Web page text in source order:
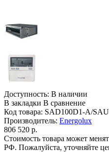
Доступность: В наличии
В закладки В сравнение
Код товара: SAD100D1-A/
Производитель: Energolux
806 520 р.
Стоимость товара может
РФ. Пожалуйста, уточняйте